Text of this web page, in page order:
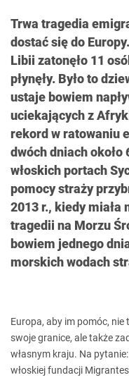
Trwa tragedia
dostać się do
Libii zatonęło 11
płynęły. Było to
ustaje bowiem
uciekających z
rekord w ratowaniu
dwóch dniach około
włoskich portach
pomocy straży
2013 r., kiedy miała
tragedii na Morzu
bowiem jednego
morskich wodach
Europa, aby im pomóc,
swoje granice, ale także
własnym kraju. Na
włoskiej fundacji